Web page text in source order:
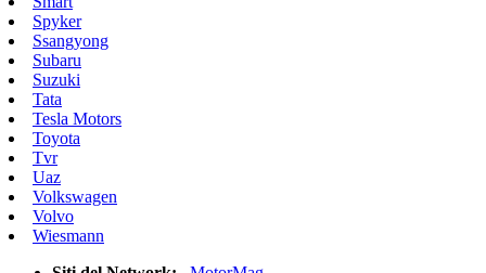
Spyker
Ssangyong
Subaru
Suzuki
Tata
Tesla Motors
Toyota
Tvr
Uaz
Volkswagen
Volvo
Wiesmann